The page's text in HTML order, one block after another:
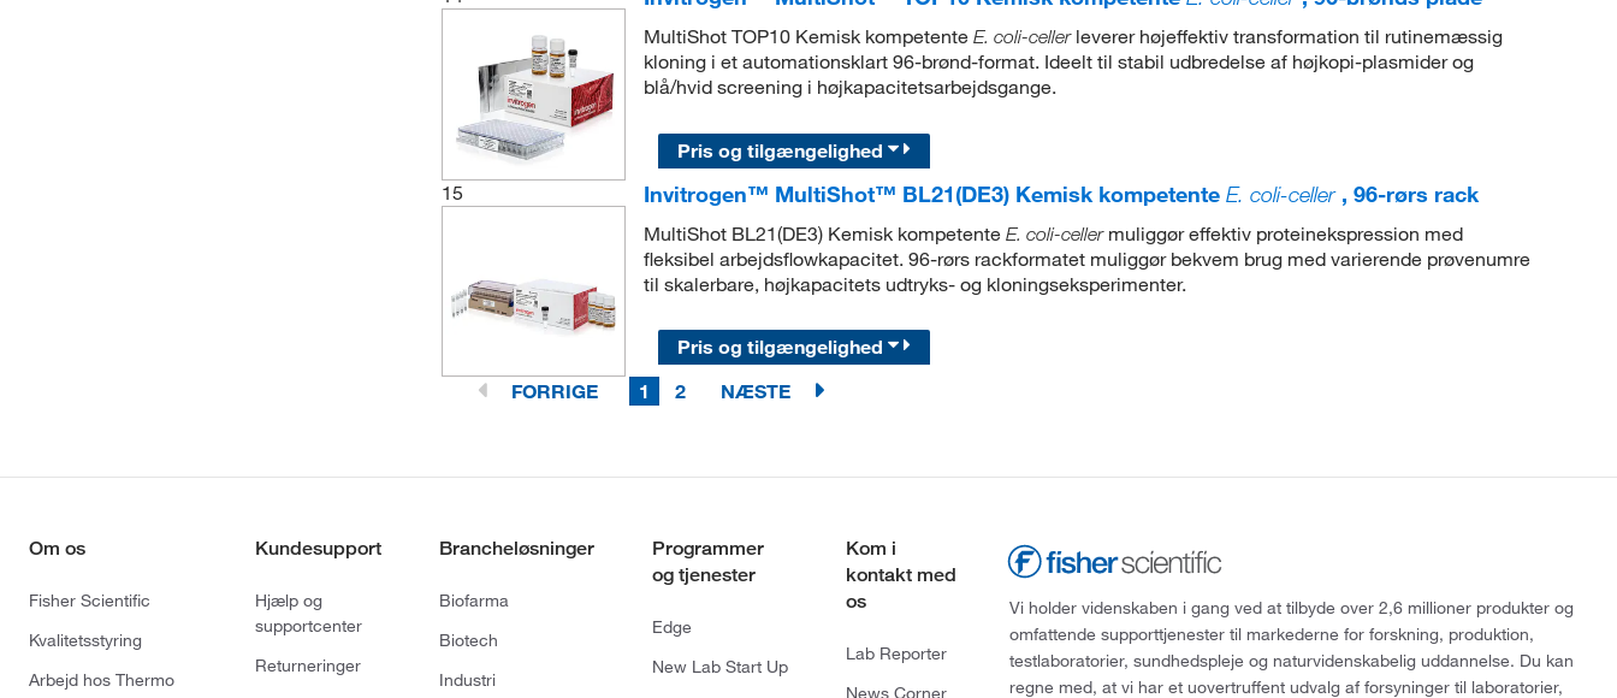
MultiShot TOP10 Kemisk kompetente E. coli-cellerleverer højeffektiv transformation til rutinemæssig
kloning i et automationsklart 96-brønd-format. Ideelt til stabil udbredelse af højkopi-plasmider og
blå/hvid screening i højkapacitetsarbejdsgange.
Pris og tilgængelighed
15
Invitrogen™ MultiShot™ BL21(DE3) Kemisk kompetente E. coli-celler, 96-rørs rack
MultiShot BL21(DE3) Kemisk kompetente E. coli-cellermuliggør effektiv proteinekspression med
fleksibel arbejdsflowkapacitet. 96-rørs rackformatet muliggør bekvem brug med varierende prøvenumre
til skalerbare, højkapacitets udtryks- og kloningseksperimenter.
Pris og tilgængelighed
FORRIGE
1 2 NÆSTE
Om os
Fisher Scientific
Kvalitetsstyring
Arbejd hos Thermo
Kundesupport
Hjælp og
supportcenter
Returneringer
Brancheløsninger
Biofarma
Biotech
Industri
Programmer
og tjenester
Edge
New Lab Start Up
Kom i
kontakt med
os
Lab Reporter
News Corner
Vi holder videnskaben i gang ved at tilbyde over 2,6 millioner produkter og
omfattende supporttjenester til markederne for forskning, produktion,
testlaboratorier, sundhedspleje og naturvidenskabelig uddannelse. Du kan
regne med, at vi har et uovertruffent udvalg af forsyninger til laboratorier,